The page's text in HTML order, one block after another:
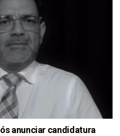
anunciar candidatura